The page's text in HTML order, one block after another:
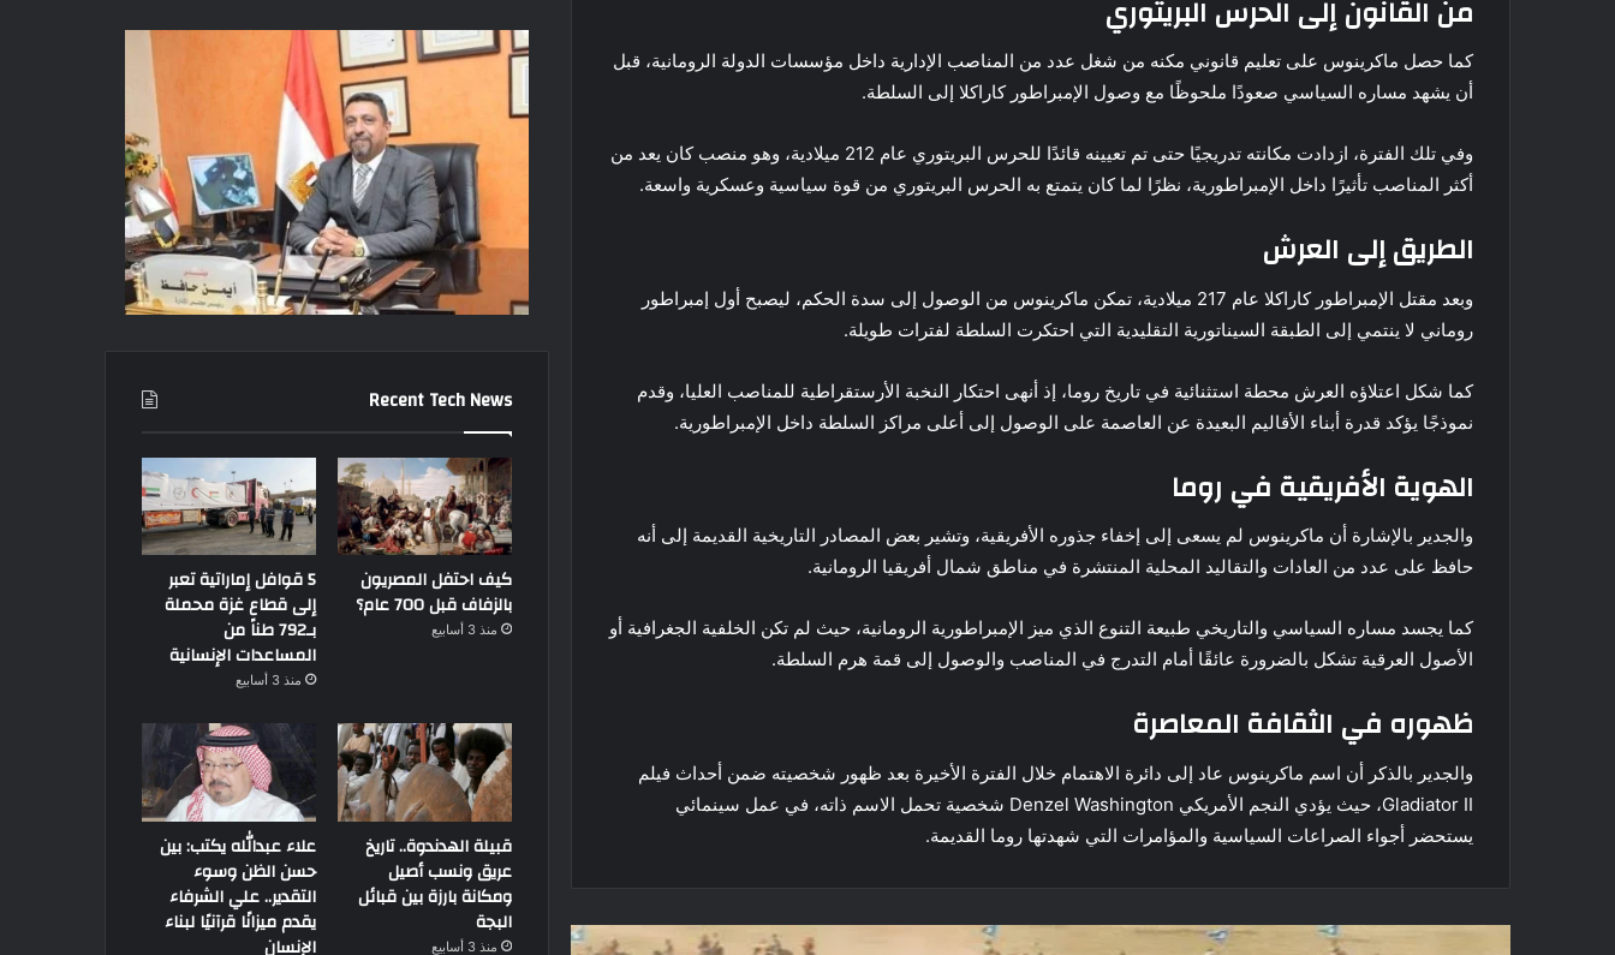
من القانون إلى الحرس البريتوري
كما حصل ماكرينوس على تعليم قانوني مكنه من شغل عدد من المناصب الإدارية داخل مؤسسات الدولة الرومانية، قبل
أن يشهد مساره السياسي صعودًا ملحوظًا مع وصول الإمبراطور كاراكلا إلى السلطة.
وفي تلك الفترة، ازدادت مكانته تدريجيًا حتى تم تعيينه قائدًا للحرس البريتوري عام 212 ميلادية، وهو منصب كان يعد من
أكثر المناصب تأثيرًا داخل الإمبراطورية، نظرًا لما كان يتمتع به الحرس البريتوري من قوة سياسية وعسكرية واسعة.
الطريق إلى العرش
وبعد مقتل الإمبراطور كاراكلا عام 217 ميلادية، تمكن ماكرينوس من الوصول إلى سدة الحكم، ليصبح أول إمبراطور
روماني لا ينتمي إلى الطبقة السيناتورية التقليدية التي احتكرت السلطة لفترات طويلة.
كما شكل اعتلاؤه العرش محطة استثنائية في تاريخ روما، إذ أنهى احتكار النخبة الأرستقراطية للمناصب العليا، وقدم
نموذجًا يؤكد قدرة أبناء الأقاليم البعيدة عن العاصمة على الوصول إلى أعلى مراكز السلطة داخل الإمبراطورية.
الهوية الأفريقية في روما
والجدير بالإشارة أن ماكرينوس لم يسعى إلى إخفاء جذوره الأفريقية، وتشير بعض المصادر التاريخية القديمة إلى أنه
حافظ على عدد من العادات والتقاليد المحلية المنتشرة في مناطق شمال أفريقيا الرومانية.
كما يجسد مساره السياسي والتاريخي طبيعة التنوع الذي ميز الإمبراطورية الرومانية، حيث لم تكن الخلفية الجغرافية أو
الأصول العرقية تشكل بالضرورة عائقًا أمام التدرج في المناصب والوصول إلى قمة هرم السلطة.
ظهوره في الثقافة المعاصرة
والجدير بالذكر أن اسم ماكرينوس عاد إلى دائرة الاهتمام خلال الفترة الأخيرة بعد ظهور شخصيته ضمن أحداث فيلم
Gladiator II، حيث يؤدي النجم الأمريكي Denzel Washington شخصية تحمل الاسم ذاته، في عمل سينمائي
يستحضر أجواء الصراعات السياسية والمؤامرات التي شهدتها روما القديمة.
Recent Tech News
كيف احتفل المصريون
بالزفاف قبل 700 عام؟
منذ 3 أسابيع
5 قوافل إماراتية تعبر
إلى قطاع غزة محملة
بـ792 طناً من
المساعدات الإنسانية
منذ 3 أسابيع
قبيلة الهدندوة.. تاريخ
عريق ونسب أصيل
ومكانة بارزة بين قبائل
البجة
منذ 3 أسابيع
علاء عبدالله يكتب: بين
حسن الظن وسوء
التقدير.. علي الشرفاء
يقدم ميزانًا قرآنيًا لبناء
الإنسان